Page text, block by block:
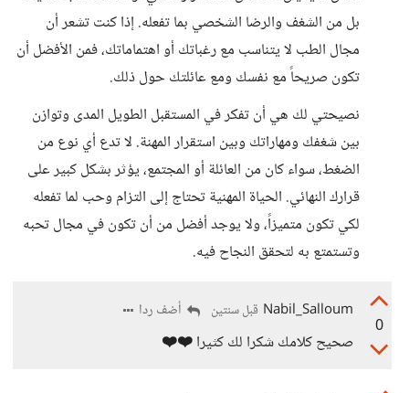
بل من الشغف والرضا الشخصي بما تفعله. إذا كنت تشعر أن
مجال الطب لا يتناسب مع رغباتك أو اهتماماتك، فمن الأفضل أن
تكون صريحاً مع نفسك ومع عائلتك حول ذلك.
نصيحتي لك هي أن تفكر في المستقبل الطويل المدى وتوازن
بين شغفك ومهاراتك وبين استقرار المهنة. لا تدع أي نوع من
الضغط، سواء كان من العائلة أو المجتمع، يؤثر بشكل كبير على
قرارك النهائي. الحياة المهنية تحتاج إلى التزام وحب لما تفعله
لكي تكون متميزاً، ولا يوجد أفضل من أن تكون في مجال تحبه
وتستمتع به لتحقق النجاح فيه.
0
Nabil_Salloum قبل سنتين أضف ردا
صحيح كلامك شكرا لك كثيرا❤️❤️